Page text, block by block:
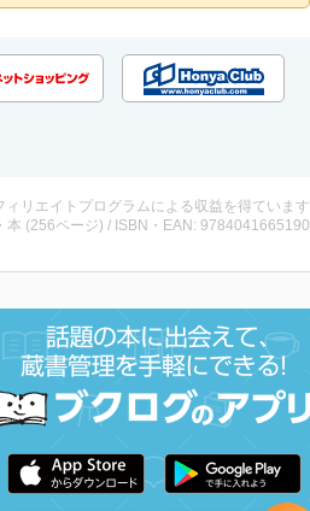
ィリエイトプログラムによる収益を得ています
本 (256ページ) / ISBN・EAN: 9784041665190